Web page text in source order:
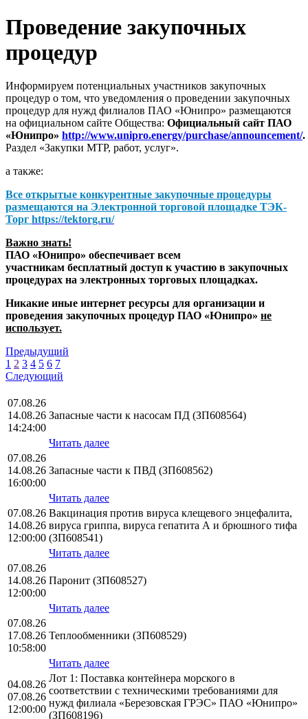
Проведение закупочных
процедур
Информируем потенциальных участников закупочных
процедур о том, что уведомления о проведении закупочных
процедур для нужд филиалов ПАО «Юнипро» размещаются
на официальном сайте Общества: Официальный сайт ПАО
«Юнипро» http://www.unipro.energy/purchase/announcement/.
Раздел «Закупки МТР, работ, услуг».
а также:
Все открытые конкурентные закупочные процедуры
размещаются на Электронной торговой площадке ТЭК-
Торг https://tektorg.ru/
Важно знать!
ПАО «Юнипро» обеспечивает всем
участникам бесплатный доступ к участию в закупочных
процедурах на электронных торговых площадках.
Никакие иные интернет ресурсы для организации и
проведения закупочных процедур ПАО «Юнипро» не
использует.
Предыдущий
1 2 3 4 5 6 7
Следующий
07.08.26
14.08.26
14:24:00
Запасные части к насосам ПД (ЗП608564)
Читать далее
07.08.26
14.08.26
16:00:00
Запасные части к ПВД (ЗП608562)
Читать далее
07.08.26
14.08.26
12:00:00
Вакцинация против вируса клещевого энцефалита,
вируса гриппа, вируса гепатита А и брюшного тифа
(ЗП608541)
Читать далее
07.08.26
14.08.26
12:00:00
Паронит (ЗП608527)
Читать далее
07.08.26
17.08.26
10:58:00
Теплообменники (ЗП608529)
Читать далее
04.08.26
07.08.26
12:00:00
Лот 1: Поставка контейнера морского в
соответствии с техническими требованиями для
нужд филиала «Березовская ГРЭС» ПАО «Юнипро»
(ЗП608196)